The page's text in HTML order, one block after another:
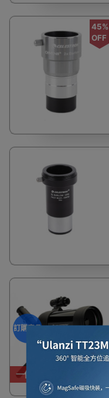
45%
OFF
一件免運費
訂購產品